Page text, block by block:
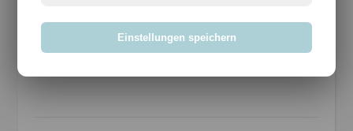
mich zu bestimmten Anlässen gerne treffe.
Manchmal ist das Internet schon sehr schön. ;)
Einstellungen speichern